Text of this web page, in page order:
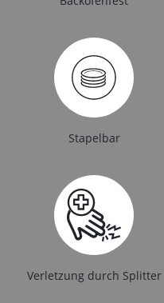
Stapelbar
Verletzung durch Splitter